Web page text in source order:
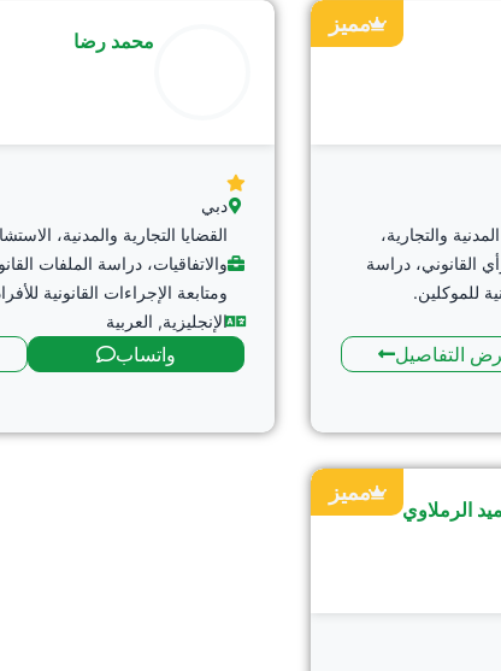
مميز
والتجارية،
القانوني، دراسة
للموكلين.
التفاصيل
محمد رضا
دبي
القضايا التجارية والمدنية،
والاتفاقيات، دراسة الملفات
ومتابعة الإجراءات القانونية
الإنجليزية, العربية
واتساب
مميز
الرملاوي